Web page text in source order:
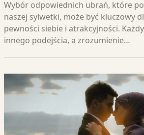
Wybór odpowiednich ubrań, które
naszej sylwetki, może być kluczowy
pewności siebie i atrakcyjności.
innego podejścia, a zrozumienie…